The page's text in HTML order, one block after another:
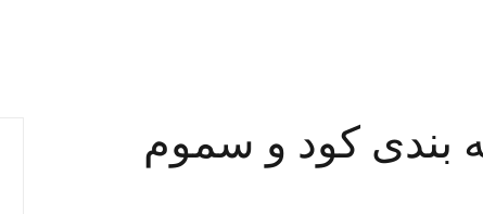
بندی کود و سموم